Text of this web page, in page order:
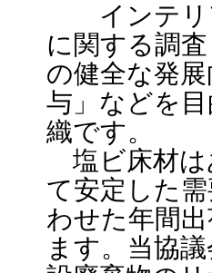
インテリ
に関する調
の健全な発
与」などを
織です。
塩ビ床材は
て安定した
わせた年間
ます。当協